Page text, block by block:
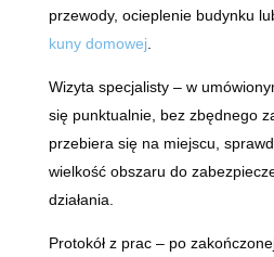
przewody, ocieplenie budynku
kuny domowej.
Wizyta specjalisty – w
się punktualnie, bez zbędnego
przebiera się na miejscu,
wielkość obszaru do
działania.
Protokół z prac – po